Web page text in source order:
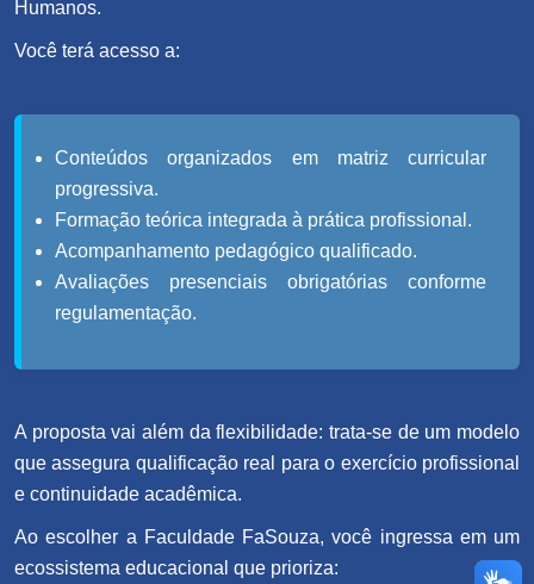
Humanos.
Você terá acesso a:
Conteúdos organizados em matriz curricular
progressiva.
Formação teórica integrada à prática profissional.
Acompanhamento pedagógico qualificado.
Avaliações presenciais obrigatórias conforme
regulamentação.
A proposta vai além da flexibilidade: trata-se de um modelo
que assegura qualificação real para o exercício profissional
e continuidade acadêmica.
Ao escolher a Faculdade FaSouza, você ingressa em um
ecossistema educacional que prioriza: